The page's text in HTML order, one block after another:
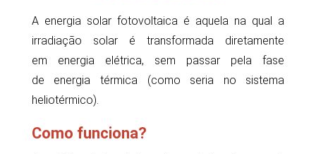
A energia solar fotovoltaicaé aquela na qual a
irradiação solaré transformada diretamente
em energia elétrica, sem passar pela fase
de energia térmica(como seria no sistema
heliotérmico).
Como funciona?